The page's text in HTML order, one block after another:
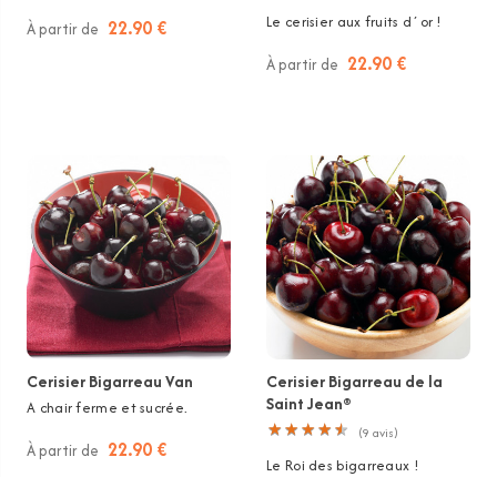
À partir de 22.90 € Le cerisier aux fruits d´or !
À partir de 22.90 €
Cerisier Bigarreau Van
A chair ferme et sucrée.
À partir de 22.90 €
Cerisier Bigarreau de la
Saint Jean®
★ ★ ★ ★ ★
★ ★ ★ ★ ★ (9 avis)
Le Roi des bigarreaux !